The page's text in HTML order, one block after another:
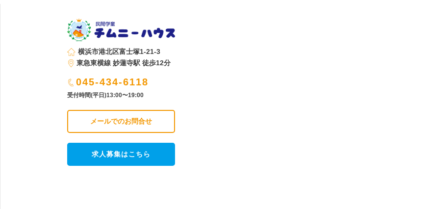
横浜市港北区富士塚1-21-3
東急東横線 妙蓮寺駅 徒歩12分
045-434-6118
受付時間(平日)13:00〜19:00
メールでのお問合せ
求人募集はこちら